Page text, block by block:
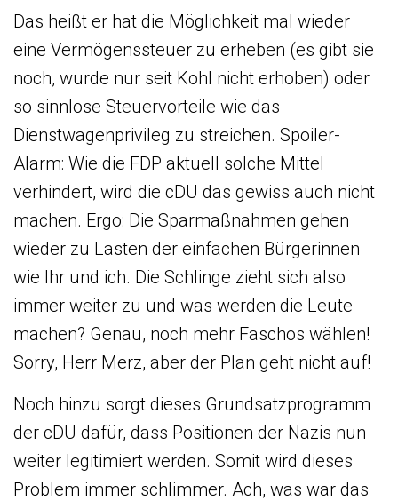
Das heißt er hat die Möglichkeit mal wieder
eine Vermögenssteuer zu erheben (es gibt sie
noch, wurde nur seit Kohl nicht erhoben) oder
so sinnlose Steuervorteile wie das
Dienstwagenprivileg zu streichen. Spoiler-
Alarm: Wie die FDP aktuell solche Mittel
verhindert, wird die cDU das gewiss auch nicht
machen. Ergo: Die Sparmaßnahmen gehen
wieder zu Lasten der einfachen Bürgerinnen
wie Ihr und ich. Die Schlinge zieht sich also
immer weiter zu und was werden die Leute
machen? Genau, noch mehr Faschos wählen!
Sorry, Herr Merz, aber der Plan geht nicht auf!
Noch hinzu sorgt dieses Grundsatzprogramm
der cDU dafür, dass Positionen der Nazis nun
weiter legitimiert werden. Somit wird dieses
Problem immer schlimmer. Ach, was war das